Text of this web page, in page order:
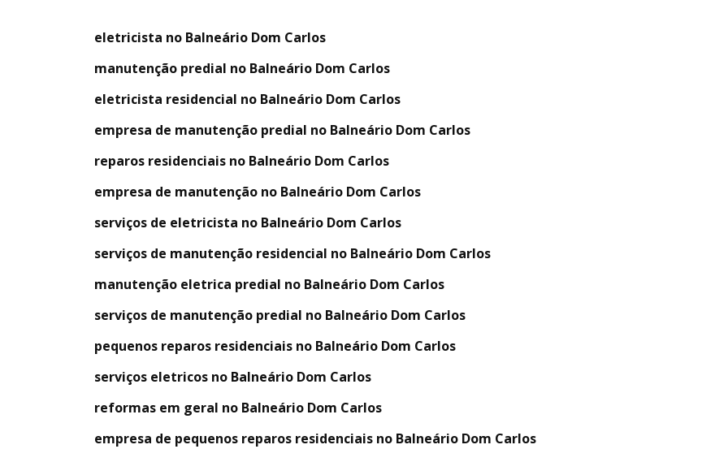
eletricista no Balneário Dom Carlos
manutenção predial no Balneário Dom Carlos
eletricista residencial no Balneário Dom Carlos
empresa de manutenção predial no Balneário Dom Carlos
reparos residenciais no Balneário Dom Carlos
empresa de manutenção no Balneário Dom Carlos
serviços de eletricista no Balneário Dom Carlos
serviços de manutenção residencial no Balneário Dom Carlos
manutenção eletrica predial no Balneário Dom Carlos
serviços de manutenção predial no Balneário Dom Carlos
pequenos reparos residenciais no Balneário Dom Carlos
serviços eletricos no Balneário Dom Carlos
reformas em geral no Balneário Dom Carlos
empresa de pequenos reparos residenciais no Balneário Dom Carlos